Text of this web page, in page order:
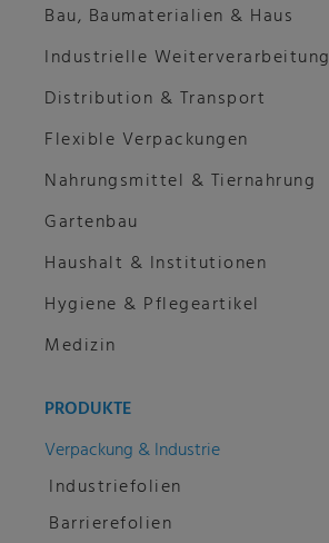
Bau, Baumaterialien & Haus
Industrielle Weiterverarbeitung
Distribution & Transport
Flexible Verpackungen
Nahrungsmittel & Tiernahrung
Gartenbau
Haushalt & Institutionen
Hygiene & Pflegeartikel
Medizin
PRODUKTE
Verpackung & Industrie
Industriefolien
Barrierefolien